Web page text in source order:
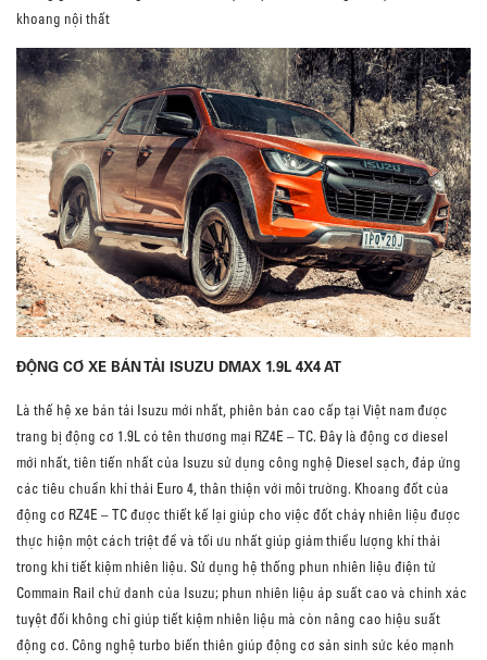
khoang nội thất
ĐỘNG CƠ XE BÁN TẢI ISUZU DMAX 1.9L 4X4 AT
Là thế hệ xe bán tải Isuzu mới nhất, phiên bản cao cấp tại Việt nam được
trang bị động cơ 1.9L có tên thương mại RZ4E – TC. Đây là động cơ diesel
mới nhất, tiên tiến nhất của Isuzu sử dụng công nghệ Diesel sạch, đáp ứng
các tiêu chuẩn khí thải Euro 4, thân thiện với môi trường. Khoang đốt của
động cơ RZ4E – TC được thiết kế lại giúp cho việc đốt cháy nhiên liệu được
thực hiện một cách triệt để và tối ưu nhất giúp giảm thiểu lượng khí thải
trong khi tiết kiệm nhiên liệu. Sử dụng hệ thống phun nhiên liệu điện tử
Commain Rail chứ danh của Isuzu; phun nhiên liệu áp suất cao và chính xác
tuyệt đối không chỉ giúp tiết kiệm nhiên liệu mà còn nâng cao hiệu suất
động cơ. Công nghệ turbo biến thiên giúp động cơ sản sinh sức kéo mạnh